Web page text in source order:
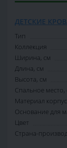
ДЕТСКИЕ
Тип
Коллекция
Ширина, см
Длина, см
Высота, см
Спальное место,
Материал
Основание для
Цвет
Страна-